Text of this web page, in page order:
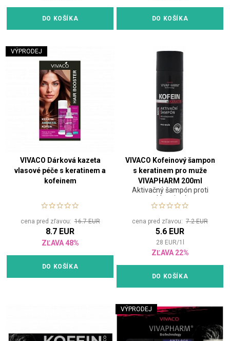
DO KOŠÍKA DO KOŠÍKA
VÝPRODEJ
VIVACO Dárková kazeta
vlasové péče s keratinem a
kofeinem
cena pred zľavou:16.7 EUR
8.7 EUR
ZĽAVA 48%
DO KOŠÍKA
VIVACO Kofeinový šampon
s keratinem pro muže
VIVAPHARM 200ml
Aktivačný šampón proti
vypadávaniu vlasov
cena pred zľavou: 7.2 EUR
5.6 EUR
28 EUR/1
ZĽAVA 22%
DO KOŠÍKA
VÝPRODEJ